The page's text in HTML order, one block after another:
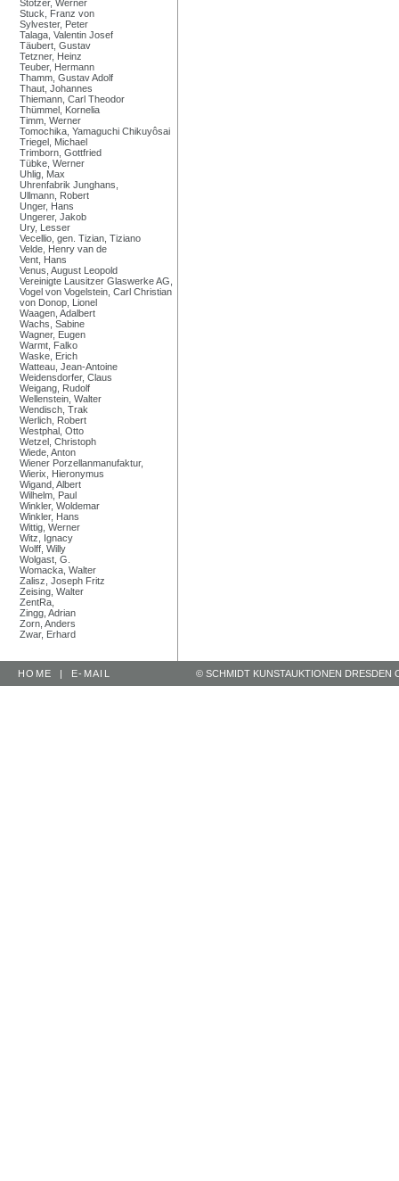
Stötzer, Werner
Stuck, Franz von
Sylvester, Peter
Talaga, Valentin Josef
Täubert, Gustav
Tetzner, Heinz
Teuber, Hermann
Thamm, Gustav Adolf
Thaut, Johannes
Thiemann, Carl Theodor
Thümmel, Kornelia
Timm, Werner
Tomochika, Yamaguchi Chikuyôsai
Triegel, Michael
Trimborn, Gottfried
Tübke, Werner
Uhlig, Max
Uhrenfabrik Junghans,
Ullmann, Robert
Unger, Hans
Ungerer, Jakob
Ury, Lesser
Vecellio, gen. Tizian, Tiziano
Velde, Henry van de
Vent, Hans
Venus, August Leopold
Vereinigte Lausitzer Glaswerke AG,
Vogel von Vogelstein, Carl Christian
von Donop, Lionel
Waagen, Adalbert
Wachs, Sabine
Wagner, Eugen
Warmt, Falko
Waske, Erich
Watteau, Jean-Antoine
Weidensdorfer, Claus
Weigang, Rudolf
Wellenstein, Walter
Wendisch, Trak
Werlich, Robert
Westphal, Otto
Wetzel, Christoph
Wiede, Anton
Wiener Porzellanmanufaktur,
Wierix, Hieronymus
Wigand, Albert
Wilhelm, Paul
Winkler, Woldemar
Winkler, Hans
Wittig, Werner
Witz, Ignacy
Wolff, Willy
Wolgast, G.
Womacka, Walter
Zalisz, Joseph Fritz
Zeising, Walter
ZentRa,
Zingg, Adrian
Zorn, Anders
Zwar, Erhard
HOME | E-MAIL © SCHMIDT KUNSTAUKTIONEN DRESDEN